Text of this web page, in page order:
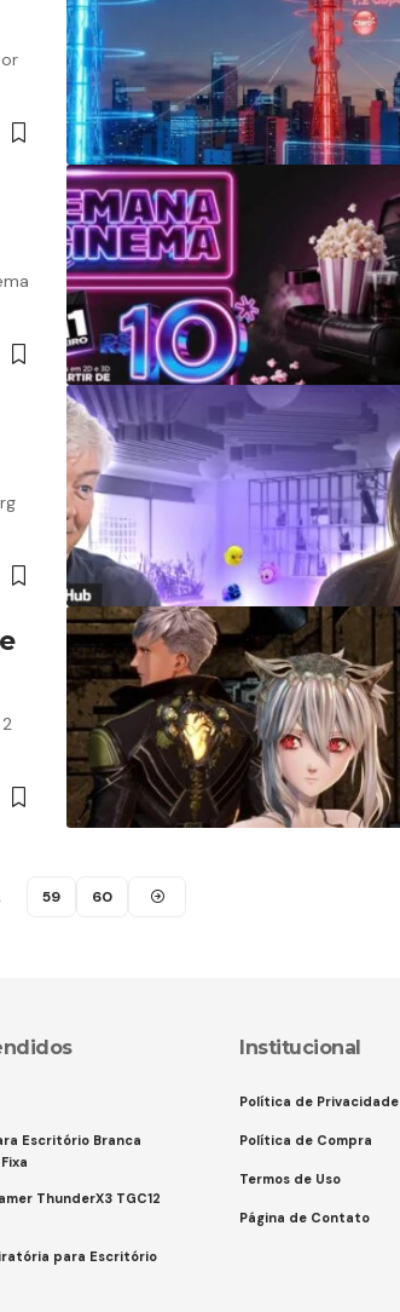
59 60
Escritório Branca
ThunderX3 TGC12
para Escritório
Institucional
Política de Privacidade
Política de Compra
Termos de Uso
Página de Contato